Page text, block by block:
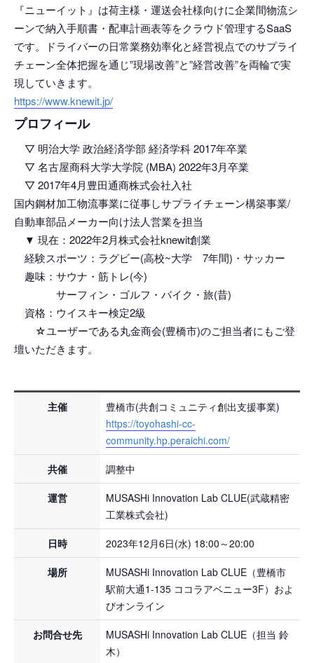
『ニューイット』は荷主様・運送会社様向けに企業間物流シ
ーンで納入手順書・配車計画表等をクラウド管理するSaaS
です。ドライバーの日常業務効率化と経営視点でのサプライ
チェーン全体把握を通じ”現場改善”と”経営改善”を両輪で実
現していきます。
https://www.knewit.jp/
プロフィール
▽ 明治大学 政治経済学部 経済学科 2017年卒業
▽ 名古屋商科大学大学院 (MBA) 2022年3月卒業
▽ 2017年4月豊田通商株式会社入社
国内鋼材加工物流事業に従事しサプライチェーン構築事業/
自動車部品メーカー向け法人営業を担当
▼ 現在：2022年2月株式会社knewit創業
経験スポーツ：ラグビー(高校~大学 7年間)・サッカー
趣味：サウナ・筋トレ(今)
サーフィン・ゴルフ・バイク・旅(昔)
資格：ウイスキー検定2級
☆ユーザーである丸金商会(豊橋市)のご担当者にもご登
壇いただきます。
主催
豊橋市(共創コミュニティ創出支援事業)
https://toyohashi-cc-
community.hp.peraichi.com/
共催 調整中
運営
MUSASHi Innovation Lab CLUE(武蔵精密
工業株式会社)
日時 2023年12月6日(水) 18:00～20:00
場所
MUSASHi Innovation Lab CLUE（豊橋市
駅前大通1-135 ココラアベニュー3F）およ
びオンライン
お問合せ先
MUSASHi Innovation Lab CLUE（担当 鈴
木）